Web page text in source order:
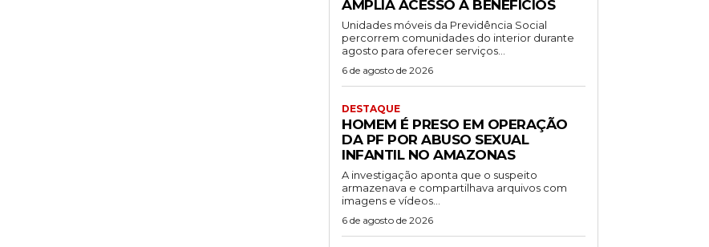
AMPLIA ACESSO A BENEFÍCIOS
Unidades móveis da Previdência Social
percorrem comunidades do interior durante
agosto para oferecer serviços...
6 de agosto de 2026
DESTAQUE
HOMEM É PRESO EM OPERAÇÃO
DA PF POR ABUSO SEXUAL
INFANTIL NO AMAZONAS
A investigação aponta que o suspeito
armazenava e compartilhava arquivos com
imagens e vídeos...
6 de agosto de 2026